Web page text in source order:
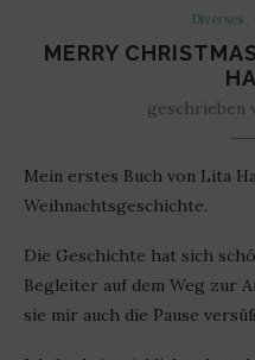
Diverses
MERRY
geschrieben
Mein erstes Buch von Lita
Weihnachtsgeschichte.
Die Geschichte hat sich
Begleiter auf dem Weg zur
sie mir auch die Pause